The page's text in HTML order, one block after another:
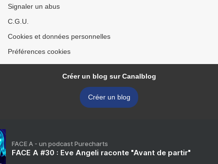
Signaler un abus
C.G.U.
Cookies et données personnelles
Préférences cookies
Créer un blog sur Canalblog
Créer un blog
FACE A - un podcast Purecharts
FACE A #30 : Eve Angeli raconte "Avant de partir"